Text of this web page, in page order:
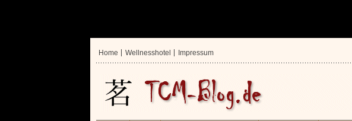
Home Wellnesshotel Impressum